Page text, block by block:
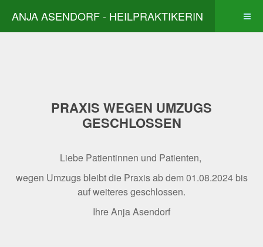
ANJA ASENDORF - HEILPRAKTIKERIN
PRAXIS WEGEN UMZUGS
GESCHLOSSEN
Liebe Patientinnen und Patienten,
wegen Umzugs bleibt die Praxis ab dem 01.08.2024 bis
auf weiteres geschlossen.
Ihre Anja Asendorf